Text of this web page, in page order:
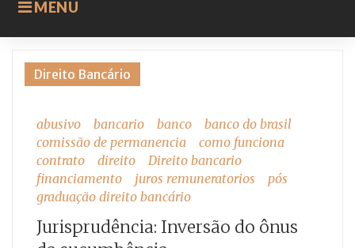
MENU
Tag:
do
brasil
Direito Bancário
abusivo bancario banco
banco do brasil
comissão de permanencia
como funciona
contrato
direito
Direito bancario
financiamento
juros remuneratorios
pós
graduação direito bancário
Jurisprudência: Inversão do ônus